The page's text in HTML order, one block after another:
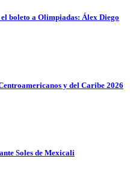
boleto a Olimpiadas: Álex Diego
y del Caribe 2026
Soles de Mexicali